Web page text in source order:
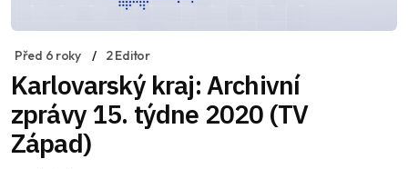
Před 6 roky 2 Editor
Karlovarský kraj: Archivní
zprávy 15. týdne 2020 (TV
Západ)